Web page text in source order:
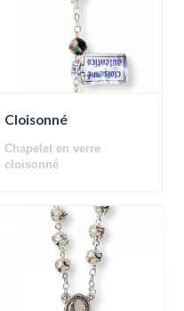
Cloisonné
Chapelet en verre
cloisonné